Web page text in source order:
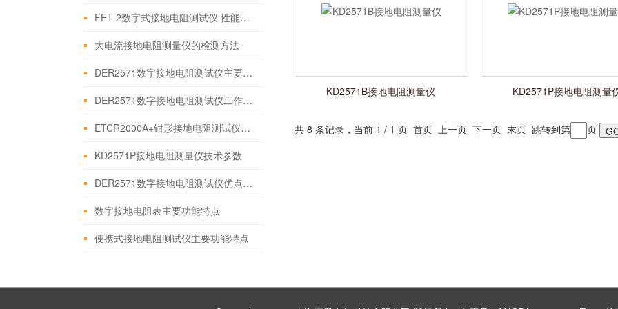
FET-2数字式接地电阻测试仪 性能特点
大电流接地电阻测量仪的检测方法
DER2571数字接地电阻测试仪主要特点使用方法
DER2571数字接地电阻测试仪工作原理主要特点
ETCR2000A+钳形接地电阻测试仪性能特点使用方法
KD2571P接地电阻测量仪技术参数
DER2571数字接地电阻测试仪优点技术参数
数字接地电阻表主要功能特点
便携式接地电阻测试仪主要功能特点
KD2571B接地电阻测量仪 KD2571P接地电阻测量
共 8 条记录，当前 1 / 1 页 首页 上一页 下一页 末页 跳转到第 页